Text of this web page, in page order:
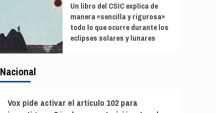
Un libro del CSIC explica de
manera «sencilla y rigurosa»
todo lo que ocurre durante los
eclipses solares y lunares
Nacional
Vox pide activar el artículo 102 para